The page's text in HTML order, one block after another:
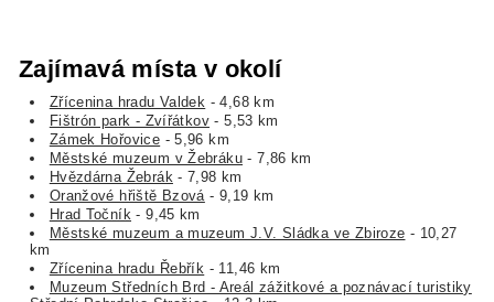
Zajímavá místa v okolí
Zřícenina hradu Valdek - 4,68 km
Fištrón park - Zvířátkov - 5,53 km
Zámek Hořovice - 5,96 km
Městské muzeum v Žebráku - 7,86 km
Hvězdárna Žebrák - 7,98 km
Oranžové hřiště Bzová - 9,19 km
Hrad Točník - 9,45 km
Městské muzeum a muzeum J.V. Sládka ve Zbiroze - 10,27
km
Zřícenina hradu Řebřík - 11,46 km
Muzeum Středních Brd - Areál zážitkové a poznávací turistiky